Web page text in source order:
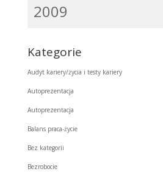
2009
Kategorie
Audyt kariery/życia i testy kariery
Autoprezentacja
Autoprezentacja
Balans praca-życie
Bez kategorii
Bezrobocie